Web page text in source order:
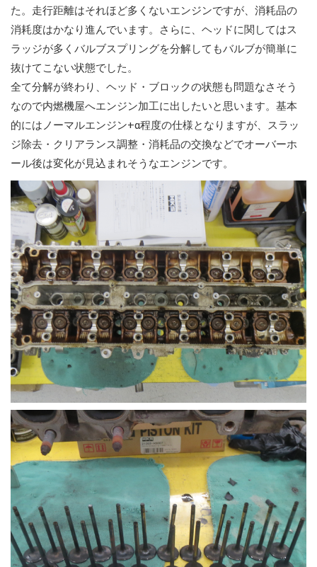
た。走行距離はそれほど多くないエンジンですが、消耗品の
消耗度はかなり進んでいます。さらに、ヘッドに関してはス
ラッジが多くバルブスプリングを分解してもバルブが簡単に
抜けてこない状態でした。
全て分解が終わり、ヘッド・ブロックの状態も問題なさそう
なので内燃機屋へエンジン加工に出したいと思います。基本
的にはノーマルエンジン+α程度の仕様となりますが、スラッ
ジ除去・クリアランス調整・消耗品の交換などでオーバーホ
ール後は変化が見込まれそうなエンジンです。